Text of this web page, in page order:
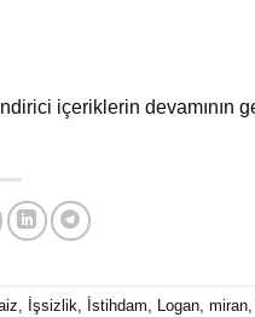
içeriklerin devamının
, İşsizlik, İstihdam, Logan,miran,